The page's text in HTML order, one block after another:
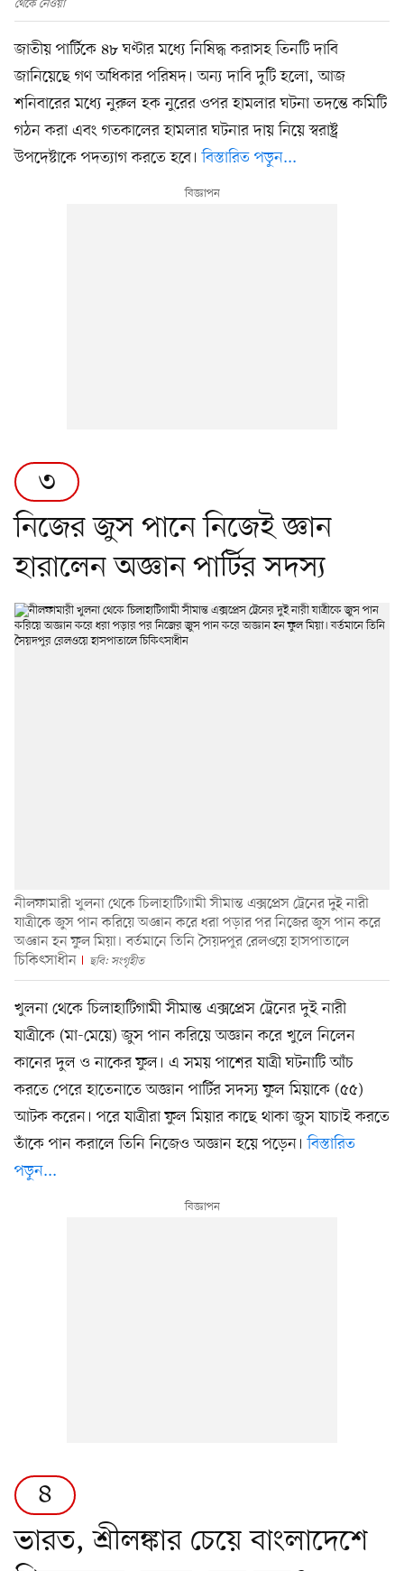
থেকে নেওয়া
জাতীয় পার্টিকে ৪৮ ঘণ্টার মধ্যে নিষিদ্ধ করাসহ তিনটি দাবি
জানিয়েছে গণ অধিকার পরিষদ। অন্য দাবি দুটি হলো, আজ
শনিবারের মধ্যে নুরুল হক নুরের ওপর হামলার ঘটনা তদন্তে কমিটি
গঠন করা এবং গতকালের হামলার ঘটনার দায় নিয়ে স্বরাষ্ট্র
উপদেষ্টাকে পদত্যাগ করতে হবে।বিস্তারিত পড়ুন...
৩
নিজের জুস পানে নিজেই জ্ঞান
হারালেন অজ্ঞান পার্টির সদস্য
নীলফামারী খুলনা থেকে চিলাহাটিগামী সীমান্ত এক্সপ্রেস ট্রেনের দুই নারী
যাত্রীকে জুস পান করিয়ে অজ্ঞান করে ধরা পড়ার পর নিজের জুস পান করে
অজ্ঞান হন ফুল মিয়া। বর্তমানে তিনি সৈয়দপুর রেলওয়ে হাসপাতালে
চিকিৎসাধীন
ছবি: সংগৃহীত
খুলনা থেকে চিলাহাটিগামী সীমান্ত এক্সপ্রেস ট্রেনের দুই নারী
যাত্রীকে (মা-মেয়ে) জুস পান করিয়ে অজ্ঞান করে খুলে নিলেন
কানের দুল ও নাকের ফুল। এ সময় পাশের যাত্রী ঘটনাটি আঁচ
করতে পেরে হাতেনাতে অজ্ঞান পার্টির সদস্য ফুল মিয়াকে (৫৫)
আটক করেন। পরে যাত্রীরা ফুল মিয়ার কাছে থাকা জুস যাচাই করতে
তাঁকে পান করালে তিনি নিজেও অজ্ঞান হয়ে পড়েন।বিস্তারিত
পড়ুন...
৪
ভারত, শ্রীলঙ্কার চেয়ে বাংলাদেশে